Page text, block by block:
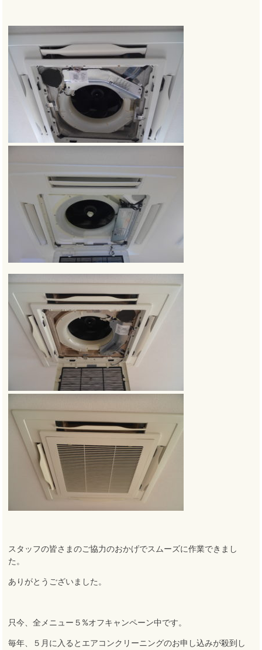
スタッフの皆さまのご協力のおかげでスムーズに作業できまし
た。
ありがとうございました 。
只今、全メニュー５%オフキャンペーン中です。
毎年、５月に入るとエアコンクリーニングのお申し込みが殺到し